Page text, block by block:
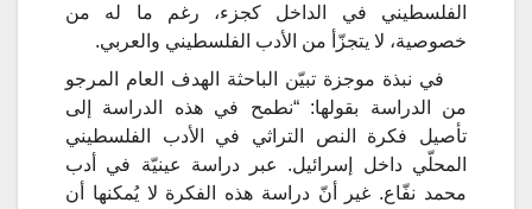
الفلسطيني في الداخل كجزء، رغم ما له من
خصوصية، لا يتجزّأ من الأدب الفلسطيني والعربي.
في نبذة موجزة تبيّن الباحثة الهدف العام المرجو
من الدراسة بقولها: “نطمح في هذه الدراسة إلى
تأصيل فكرة النص التراثي في الأدب الفلسطيني
المحلّي داخل إسرائيل. عبر دراسة عينيّة في أدب
محمد نفّاع. غير أنّ دراسة هذه الفكرة لا يُمكنها أن